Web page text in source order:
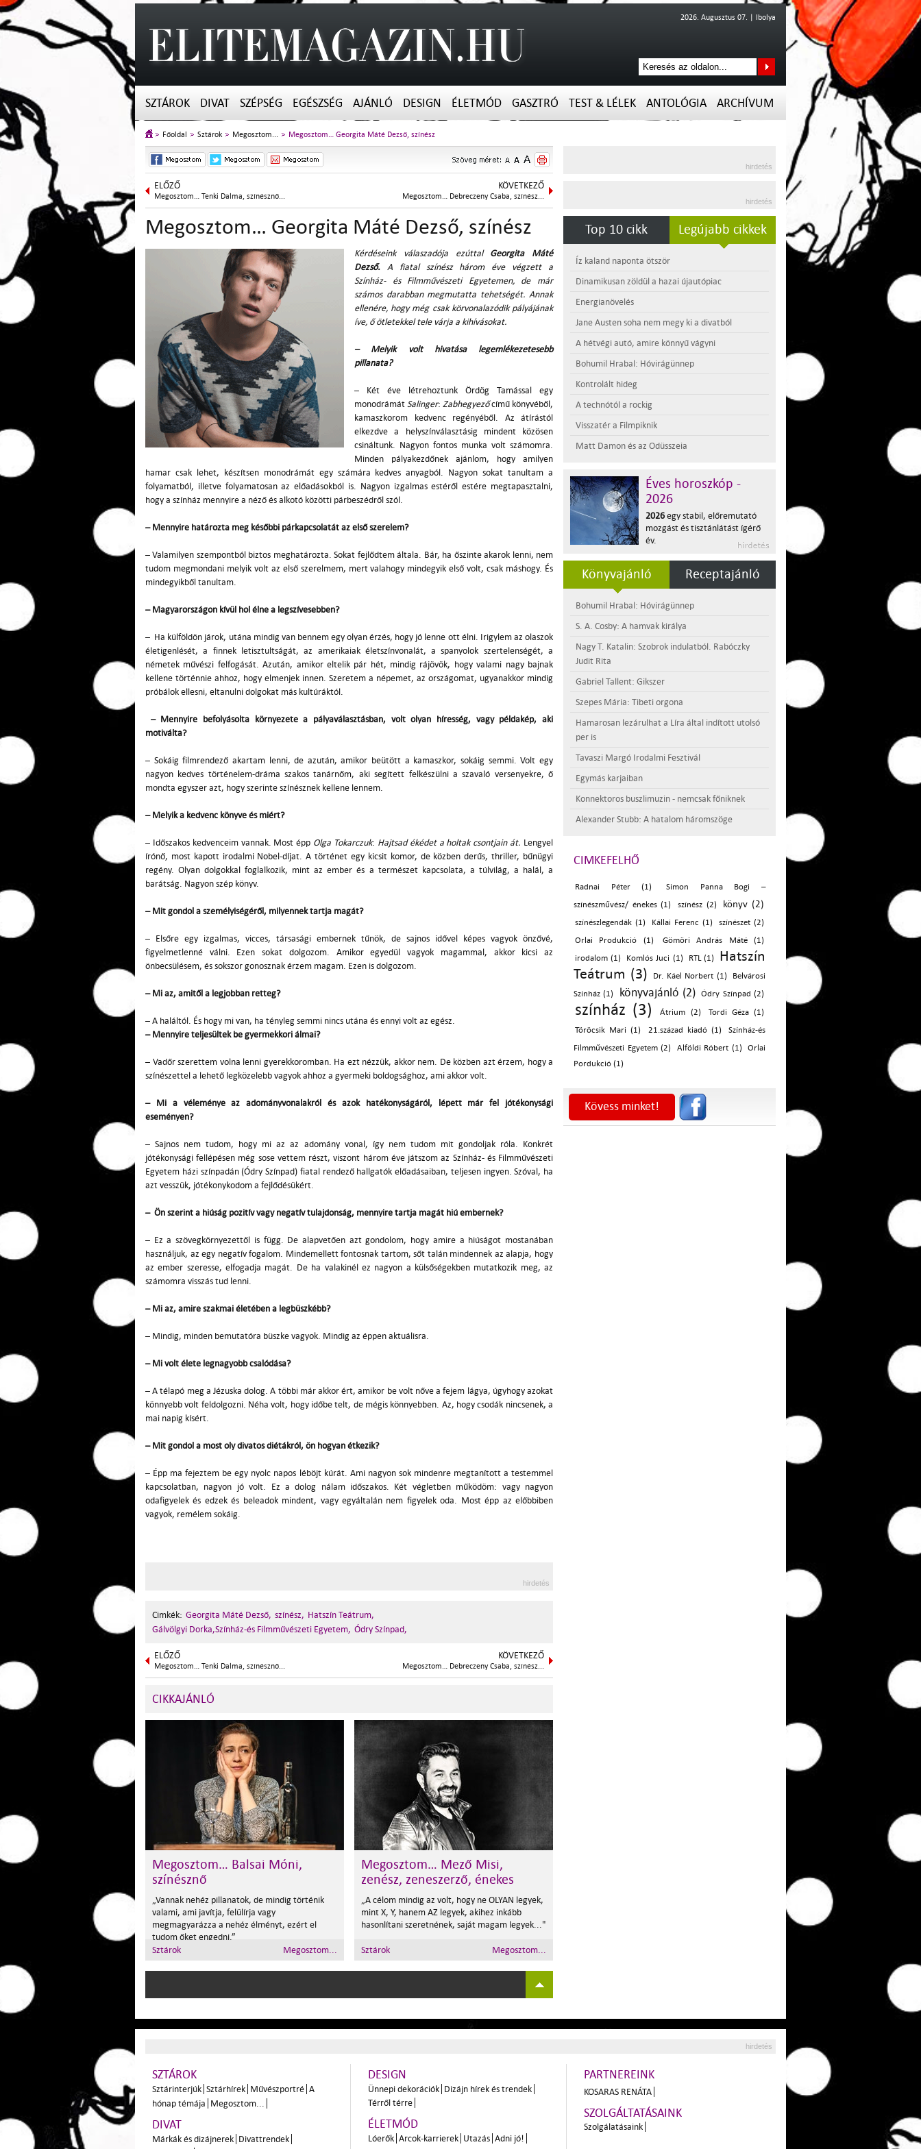
2026. Augusztus 07. | Ibolya
SZTÁROK DIVAT SZÉPSÉG EGÉSZSÉG AJÁNLÓ DESIGN ÉLETMÓD GASZTRÓ TEST & LÉLEK ANTOLÓGIA ARCHÍVUM
Főoldal Sztárok Megosztom... Megosztom… Georgita Máté Dezső, színész
ELŐZŐ
Megosztom… Tenki Dalma, színésznő...
KÖVETKEZŐ
Megosztom… Debreczeny Csaba, színész...
Megosztom… Georgita Máté Dezső, színész
Kérdéseink válaszadója ezúttal Georgita Máté
Dezső. A fiatal színész három éve végzett a
Színház- és Filmművészeti Egyetemen, de már
számos darabban megmutatta tehetségét. Annak
ellenére, hogy még csak körvonalazódik pályájának
íve, ő ötletekkel tele várja a kihívásokat.
– Melyik volt hivatása legemlékezetesebb
pillanata?
– Két éve létrehoztunk Ördög Tamással egy
monodrámát Salinger: Zabhegyezőcímű könyvéből,
kamaszkorom kedvenc regényéből. Az átírástól
elkezdve a helyszínválasztásig mindent közösen
csináltunk. Nagyon fontos munka volt számomra.
Minden pályakezdőnek ajánlom, hogy amilyen
hamar csak lehet, készítsen monodrámát egy számára kedves anyagból. Nagyon sokat tanultam a
folyamatból, illetve folyamatosan az előadásokból is. Nagyon izgalmas estéről estére megtapasztalni,
hogy a színház mennyire a néző és alkotó közötti párbeszédről szól.
– Mennyire határozta meg későbbi párkapcsolatát az első szerelem?
– Valamilyen szempontból biztos meghatározta. Sokat fejlődtem általa. Bár, ha őszinte akarok lenni, nem
tudom megmondani melyik volt az első szerelmem, mert valahogy mindegyik első volt, csak máshogy. És
mindegyikből tanultam.
– Magyarországon kívül hol élne a legszívesebben?
– Ha külföldön járok, utána mindig van bennem egy olyan érzés, hogy jó lenne ott élni. Irigylem az olaszok
életigenlését, a finnek letisztultságát, az amerikaiak életszínvonalát, a spanyolok szertelenségét, a
németek művészi felfogását. Azután, amikor eltelik pár hét, mindig rájövök, hogy valami nagy bajnak
kellene történnie ahhoz, hogy elmenjek innen. Szeretem a népemet, az országomat, ugyanakkor mindig
próbálok ellesni, eltanulni dolgokat más kultúráktól.
– Mennyire befolyásolta környezete a pályaválasztásban, volt olyan híresség, vagy példakép, aki
motiválta?
– Sokáig filmrendező akartam lenni, de azután, amikor beütött a kamaszkor, sokáig semmi. Volt egy
nagyon kedves történelem-dráma szakos tanárnőm, aki segített felkészülni a szavaló versenyekre, ő
mondta egyszer azt, hogy szerinte színésznek kellene lennem.
– Melyik a kedvenc könyve és miért?
– Időszakos kedvenceim vannak. Most épp Olga Tokarczuk: Hajtsad ékédet a holtak csontjain át. Lengyel
írónő, most kapott irodalmi Nobel-díjat. A történet egy kicsit komor, de közben derűs, thriller, bűnügyi
regény. Olyan dolgokkal foglalkozik, mint az ember és a természet kapcsolata, a túlvilág, a halál, a
barátság. Nagyon szép könyv.
– Mit gondol a személyiségéről, milyennek tartja magát?
– Elsőre egy izgalmas, vicces, társasági embernek tűnök, de sajnos idővel képes vagyok önzővé,
figyelmetlenné válni. Ezen sokat dolgozom. Amikor egyedül vagyok magammal, akkor kicsi az
önbecsülésem, és sokszor gonosznak érzem magam. Ezen is dolgozom.
– Mi az, amitől a legjobban retteg?
– A haláltól. És hogy mi van, ha tényleg semmi nincs utána és ennyi volt az egész.
– Mennyire teljesültek be gyermekkori álmai?
– Vadőr szerettem volna lenni gyerekkoromban. Ha ezt nézzük, akkor nem. De közben azt érzem, hogy a
színészettel a lehető legközelebb vagyok ahhoz a gyermeki boldogsághoz, ami akkor volt.
– Mi a véleménye az adományvonalakról és azok hatékonyságáról, lépett már fel jótékonysági
eseményen?
– Sajnos nem tudom, hogy mi az az adomány vonal, így nem tudom mit gondoljak róla. Konkrét
jótékonysági fellépésen még sose vettem részt, viszont három éve játszom az Színház- és Filmművészeti
Egyetem házi színpadán (Ódry Színpad) fiatal rendező hallgatók előadásaiban, teljesen ingyen. Szóval, ha
azt vesszük, jótékonykodom a fejlődésükért.
– Ön szerint a hiúság pozitív vagy negatív tulajdonság, mennyire tartja magát hiú embernek?
– Ez a szövegkörnyezettől is függ. De alapvetően azt gondolom, hogy amire a hiúságot mostanában
használjuk, az egy negatív fogalom. Mindemellett fontosnak tartom, sőt talán mindennek az alapja, hogy
az ember szeresse, elfogadja magát. De ha valakinél ez nagyon a külsőségekben mutatkozik meg, az
számomra visszás tud lenni.
– Mi az, amire szakmai életében a legbüszkébb?
– Mindig, minden bemutatóra büszke vagyok. Mindig az éppen aktuálisra.
– Mi volt élete legnagyobb csalódása?
– A télapó meg a Jézuska dolog. A többi már akkor ért, amikor be volt nőve a fejem lágya, úgyhogy azokat
könnyebb volt feldolgozni. Néha volt, hogy időbe telt, de mégis könnyebben. Az, hogy csodák nincsenek, a
mai napig kísért.
– Mit gondol a most oly divatos diétákról, ön hogyan étkezik?
– Épp ma fejeztem be egy nyolc napos léböjt kúrát. Ami nagyon sok mindenre megtanított a testemmel
kapcsolatban, nagyon jó volt. Ez a dolog nálam időszakos. Két végletben működöm: vagy nagyon
odafigyelek és edzek és beleadok mindent, vagy egyáltalán nem figyelek oda. Most épp az előbbiben
vagyok, remélem sokáig.
hirdetés
Cimkék: Georgita Máté Dezső, színész, Hatszín Teátrum,
Gálvölgyi Dorka,Színház-és Filmművészeti Egyetem, Ódry Színpad,
ELŐZŐ
Megosztom… Tenki Dalma, színésznő...
KÖVETKEZŐ
Megosztom… Debreczeny Csaba, színész...
CIKKAJÁNLÓ
Megosztom… Balsai Móni,
színésznő
„Vannak nehéz pillanatok, de mindig történik
valami, ami javítja, felülírja vagy
megmagyarázza a nehéz élményt, ezért el
tudom őket engedni.”
Sztárok
Megosztom...
Megosztom… Mező Misi,
zenész, zeneszerző, énekes
„A célom mindig az volt, hogy ne OLYAN legyek,
mint X, Y, hanem AZ legyek, akihez inkább
hasonlítani szeretnének, saját magam legyek..."
Sztárok Megosztom...
hirdetés
hirdetés
Top 10 cikk Legújabb cikkek
Íz kaland naponta ötször
Dinamikusan zöldül a hazai újautópiac
Energianövelés
Jane Austen soha nem megy ki a divatból
A hétvégi autó, amire könnyű vágyni
Bohumil Hrabal: Hóvirágünnep
Kontrolált hideg
A technótól a rockig
Visszatér a Filmpiknik
Matt Damon és az Odüsszeia
Éves horoszkóp -
2026
2026 egy stabil, előremutató
mozgást és tisztánlátást ígérő
év.
Könyvajánló Receptajánló
Bohumil Hrabal: Hóvirágünnep
S. A. Cosby: A hamvak királya
Nagy T. Katalin: Szobrok indulatból. Rabóczky
Judit Rita
Gabriel Tallent: Gikszer
Szepes Mária: Tibeti orgona
Hamarosan lezárulhat a Líra által indított utolsó
per is
Tavaszi Margó Irodalmi Fesztivál
Egymás karjaiban
Konnektoros buszlimuzin - nemcsak főniknek
Alexander Stubb: A hatalom háromszöge
CIMKEFELHŐ
Radnai Péter (1)
Simon Panna Bogi –
színészművész/ énekes (1)
színész (2) könyv (2)
színészlegendák (1) Kállai Ferenc (1)
színészet (2)
Orlai Produkció (1)
Gömöri András Máté (1)
irodalom (1)
Komlós Juci (1) RTL (1)
Hatszín
Teátrum (3)
Dr. Káel Norbert (1)
Belvárosi
Színház (1)
könyvajánló (2) Ódry Színpad (2)
színház (3) Átrium (2)
Tordi Géza (1)
Töröcsik Mari (1)
21.század kiadó (1)
Színház-és
Filmművészeti Egyetem (2)
Alföldi Róbert (1)
Orlai
Pordukció (1)
Kövess minket!
hirdetés
SZTÁROK
Sztárinterjúk Sztárhírek Művészportré A
hónap témája Megosztom...
DIVAT
Márkák és dizájnerek Divattrendek
DESIGN
Ünnepi dekorációk Dizájn hírek és trendek
Térről térre
ÉLETMÓD
Lóerők Arcok-karrierek Utazás Adni jó!
PARTNEREINK
KOSARAS RENÁTA
SZOLGÁLTATÁSAINK
Szolgálatásaink